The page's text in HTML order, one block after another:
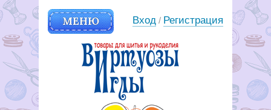
МЕНЮ Вход / Регистрация